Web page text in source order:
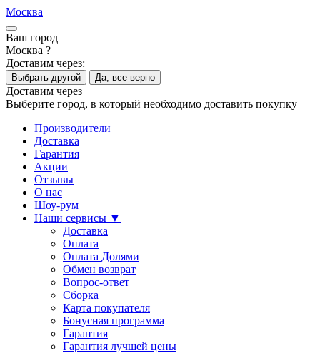
Москва
Ваш город
Москва ?
Доставим через:
Выбрать другой Да, все верно
Доставим через
Выберите город, в который необходимо доставить покупку
Производители
Доставка
Гарантия
Акции
Отзывы
О нас
Шоу-рум
Наши сервисы ▼
Доставка
Оплата
Оплата Долями
Обмен возврат
Вопрос-ответ
Сборка
Карта покупателя
Бонусная программа
Гарантия
Гарантия лучшей цены